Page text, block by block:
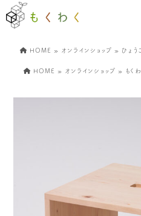
産地・製造所紹介
産地との相性診断
HOME » オンラインショップ » ひょう
HOME » オンラインショップ » もく